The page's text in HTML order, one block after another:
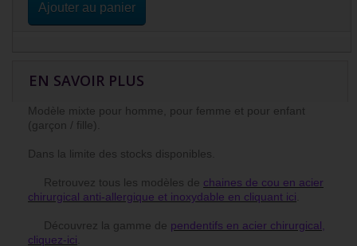
Ajouter au panier
EN SAVOIR PLUS
Modèle mixte pour homme, pour femme et pour enfant
(garçon / fille).
Dans la limite des stocks disponibles.
Retrouvez tous les modèles de chaines de cou en acier
chirurgical anti-allergique et inoxydable en cliquant ici
Découvrez la gamme de pendentifs en acier chirurgical,
cliquez-ici